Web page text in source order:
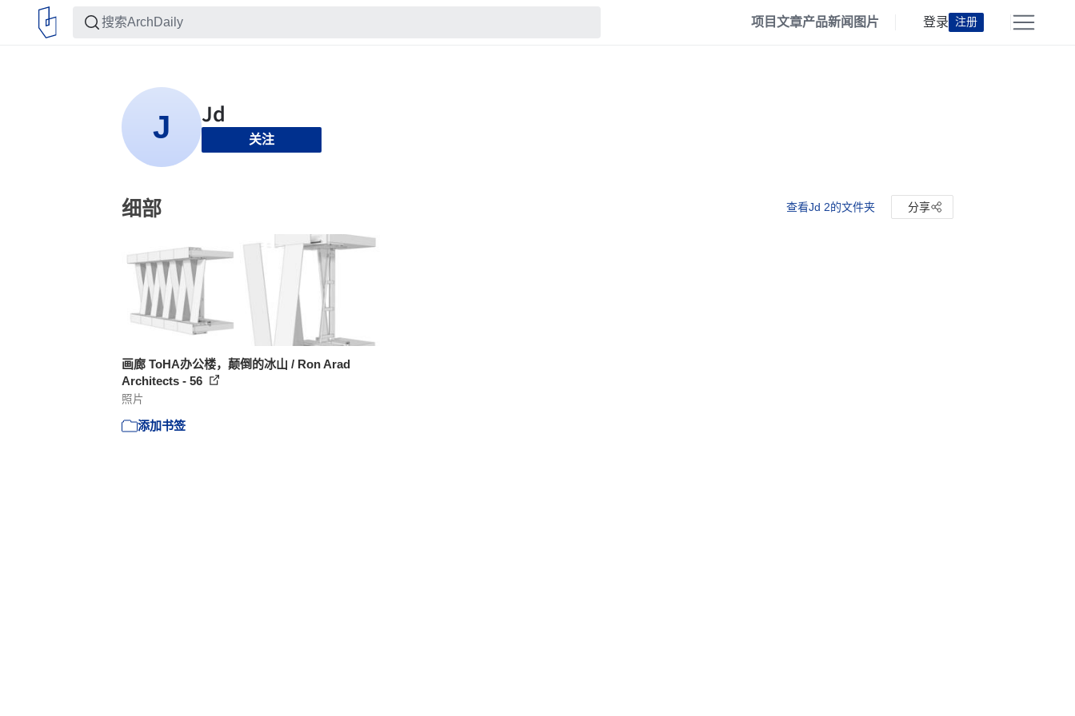
项目文章产品新闻 图片 登录 注册
关注
细部 查看Jd 2的文件夹 分享
画廊 ToHA办公楼，颠倒的冰山 / Ron Arad
Architects - 56
照片
添加书签